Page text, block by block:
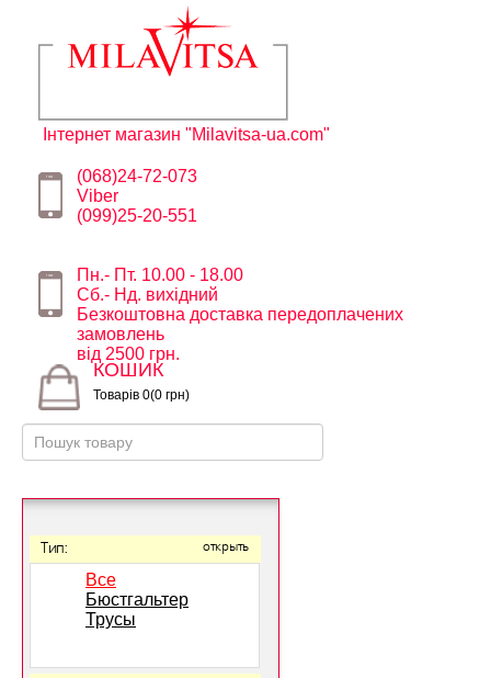
Інтернет магазин "Milavitsa-ua.com"
(068)24-72-073
Viber
(099)25-20-551
Пн.- Пт. 10.00 - 18.00
Сб.- Нд. вихідний
Безкоштовна доставка передоплачених
замовлень
від 2500 грн.
КОШИК
Товарів 0(0 грн)
Тип: открыть
Все
Бюстгальтер
Трусы